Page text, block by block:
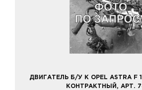
ДВИГАТЕЛЬ Б/У К OPEL ASTRA F
КОНТРАКТНЫЙ, АРТ.